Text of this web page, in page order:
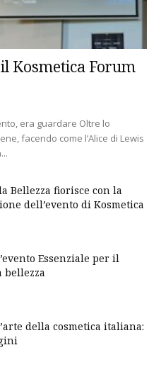
il Kosmetica Forum
era guardare Oltre lo
facendo come l’Alice di Lewis
Bellezza fiorisce con la
dell’evento di Kosmetica
Essenziale per il
bellezza
della cosmetica italiana: